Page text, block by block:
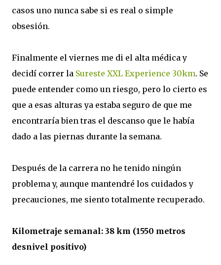
casos uno nunca sabe si es real o simple
obsesión.
Finalmente el viernes me di el alta médica y
decidí correr la Sureste XXL Experience 30km. Se
puede entender como un riesgo, pero lo cierto es
que a esas alturas ya estaba seguro de que me
encontraría bien tras el descanso que le había
dado a las piernas durante la semana.
Después de la carrera no he tenido ningún
problema y, aunque mantendré los cuidados y
precauciones, me siento totalmente recuperado.
Kilometraje semanal: 38 km (1550 metros
desnivel positivo)